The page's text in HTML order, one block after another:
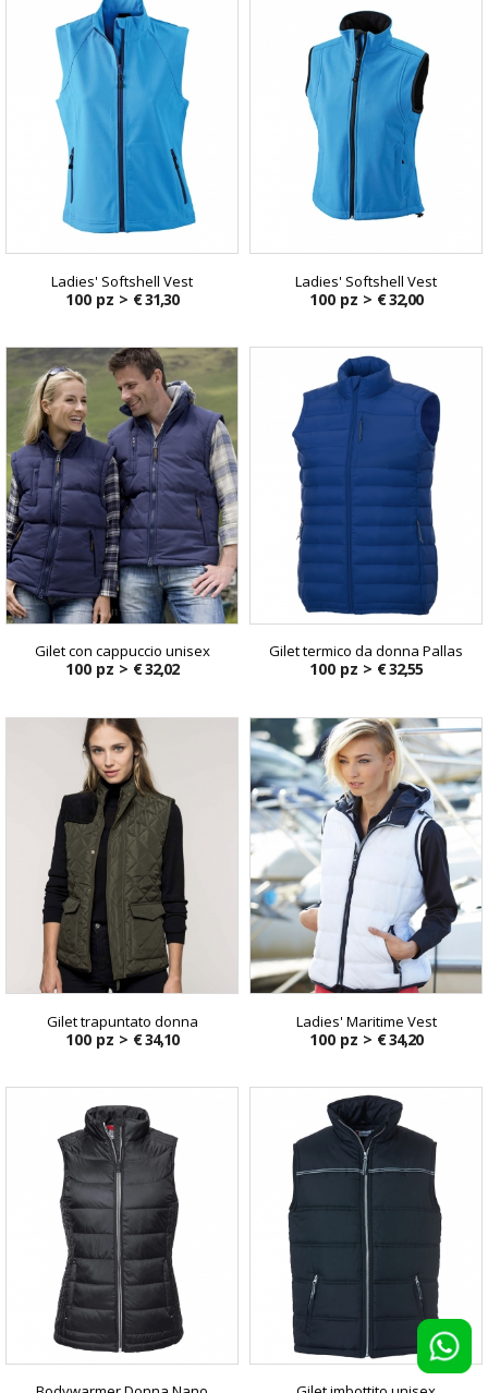
Ladies' Softshell Vest
100 pz > € 31,30
Ladies' Softshell Vest
100 pz > € 32,00
Gilet con cappuccio unisex
100 pz > € 32,02
Gilet termico da donna Pallas
100 pz > € 32,55
Gilet trapuntato donna
100 pz > € 34,10
Ladies' Maritime Vest
100 pz > € 34,20